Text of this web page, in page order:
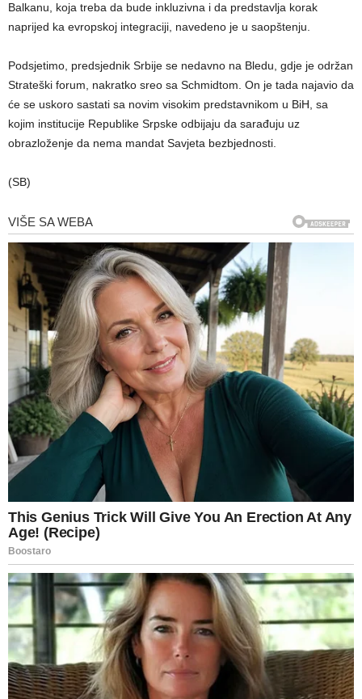
Balkanu, koja treba da bude inkluzivna i da predstavlja korak
naprijed ka evropskoj integraciji, navedeno je u saopštenju.
Podsjetimo, predsjednik Srbije se nedavno na Bledu, gdje je održan
Strateški forum, nakratko sreo sa Schmidtom. On je tada najavio da
će se uskoro sastati sa novim visokim predstavnikom u BiH, sa
kojim institucije Republike Srpske odbijaju da sarađuju uz
obrazloženje da nema mandat Savjeta bezbjednosti.
(SB)